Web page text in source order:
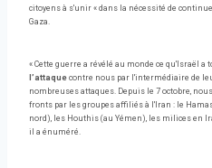
citoyens à s'unir « dans la nécessité de
Gaza.
« Cette guerre a révélé au monde ce qu'Israël a
l’attaque contre nous par l'intermédiaire de
nombreuses attaques. Depuis le 7 octobre,
fronts par les groupes affiliés à l'Iran : le
nord), les Houthis (au Yémen), les milices en
il a énuméré.